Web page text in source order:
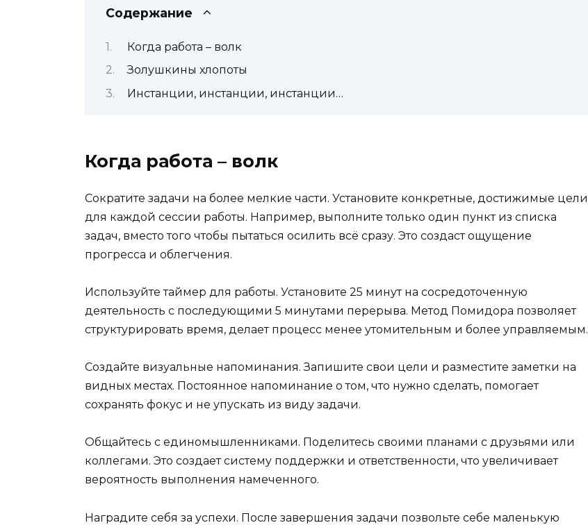
Содержание
Когда работа – волк
Золушкины хлопоты
Инстанции, инстанции, инстанции…
Когда работа – волк
Сократите задачи на более мелкие части. Установите конкретные, достижимые цели
для каждой сессии работы. Например, выполните только один пункт из списка
задач, вместо того чтобы пытаться осилить всё сразу. Это создаст ощущение
прогресса и облегчения.
Используйте таймер для работы. Установите 25 минут на сосредоточенную
деятельность с последующими 5 минутами перерыва. Метод Помидора позволяет
структурировать время, делает процесс менее утомительным и более управляемым.
Создайте визуальные напоминания. Запишите свои цели и разместите заметки на
видных местах. Постоянное напоминание о том, что нужно сделать, помогает
сохранять фокус и не упускать из виду задачи.
Общайтесь с единомышленниками. Поделитесь своими планами с друзьями или
коллегами. Это создает систему поддержки и ответственности, что увеличивает
вероятность выполнения намеченного.
Наградите себя за успехи. После завершения задачи позвольте себе маленькую